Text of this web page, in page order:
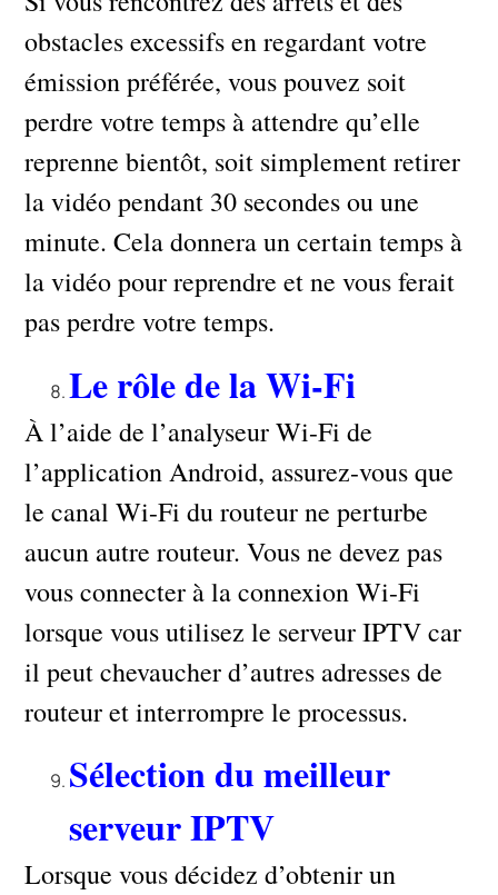
obstacles excessifs en regardant votre
émission préférée, vous pouvez soit
perdre votre temps à attendre qu’elle
reprenne bientôt, soit simplement retirer
la vidéo pendant 30 secondes ou une
minute. Cela donnera un certain temps à
la vidéo pour reprendre et ne vous ferait
pas perdre votre temps.
Le rôle de la Wi-Fi
À l’aide de l’analyseur Wi-Fi de
l’application Android, assurez-vous que
le canal Wi-Fi du routeur ne perturbe
aucun autre routeur. Vous ne devez pas
vous connecter à la connexion Wi-Fi
lorsque vous utilisez le serveur IPTV car
il peut chevaucher d’autres adresses de
routeur et interrompre le processus.
Sélection du meilleur
serveur IPTV
Lorsque vous décidez d’obtenir un